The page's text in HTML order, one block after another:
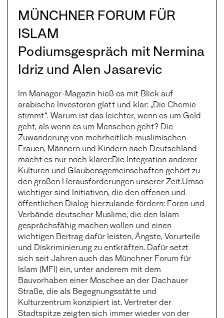
MÜNCHNER FORUM FÜR
ISLAM
Podiumsgespräch mit Nermina
Idriz und Alen Jasarevic
Im Manager-Magazin hieß es mit Blick auf
arabische Investoren glatt und klar: „Die Chemie
stimmt“. Warum ist das leichter, wenn es um Geld
geht, als wenn es um Menschen geht? Die
Zuwanderung von mehrheitlich muslimischen
Frauen, Männern und Kindern nach Deutschland
macht es nur noch klarer:Die Integration anderer
Kulturen und Glaubensgemeinschaften gehört zu
den großen Herausforderungen unserer Zeit.Umso
wichtiger sind Initiativen, die den offenen und
öffentlichen Dialog hierzulande fördern: Foren und
Verbände deutscher Muslime, die den Islam
gesprächsfähig machen wollen und einen
wichtigen Beitrag dafür leisten, Ängste, Vorurteile
und Diskriminierung zu entkräften. Dafür setzt
sich seit Jahren auch das Münchner Forum für
Islam (MFI) ein, unter anderem mit dem
Bauvorhaben einer Moschee an der Dachauer
Straße, die als Begegnungsstätte und
Kulturzentrum konzipiert ist. Vertreter der
Stadtspitze zeigten sich immer wieder von der